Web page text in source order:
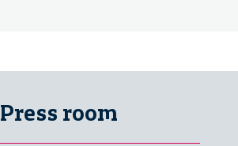
Press room